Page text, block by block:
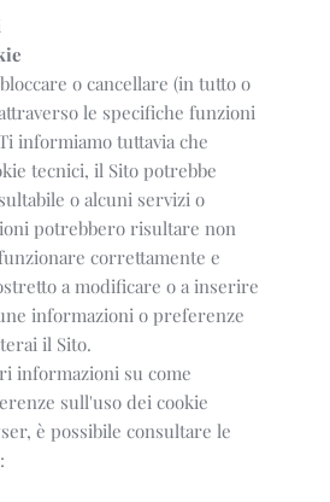
o cancellare (in tutto o
le specifiche funzioni
informiamo tuttavia che
tecnici, il Sito potrebbe
o alcuni servizi o
potrebbero risultare non
correttamente e
a modificare o a inserire
informazioni o preferenze
il Sito.
informazioni su come
sull'uso dei cookie
è possibile consultare le